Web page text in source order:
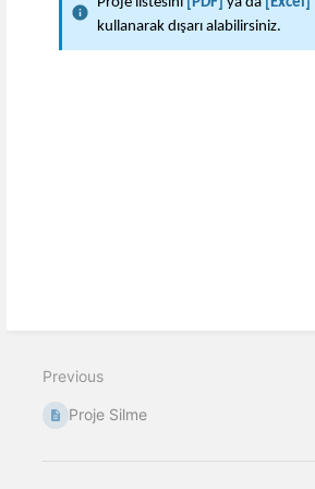
kullanarak dışarı alabilirsiniz.
Previous
Proje Silme